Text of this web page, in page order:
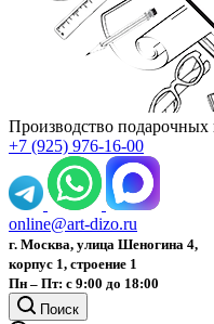
Производство
+7 (925) 976-16-00
online@art-dizo.ru
г. Москва, улица Шеногина 4,
корпус 1, строение 1
Пн – Пт: с 9:00 до 18:00
Поиск